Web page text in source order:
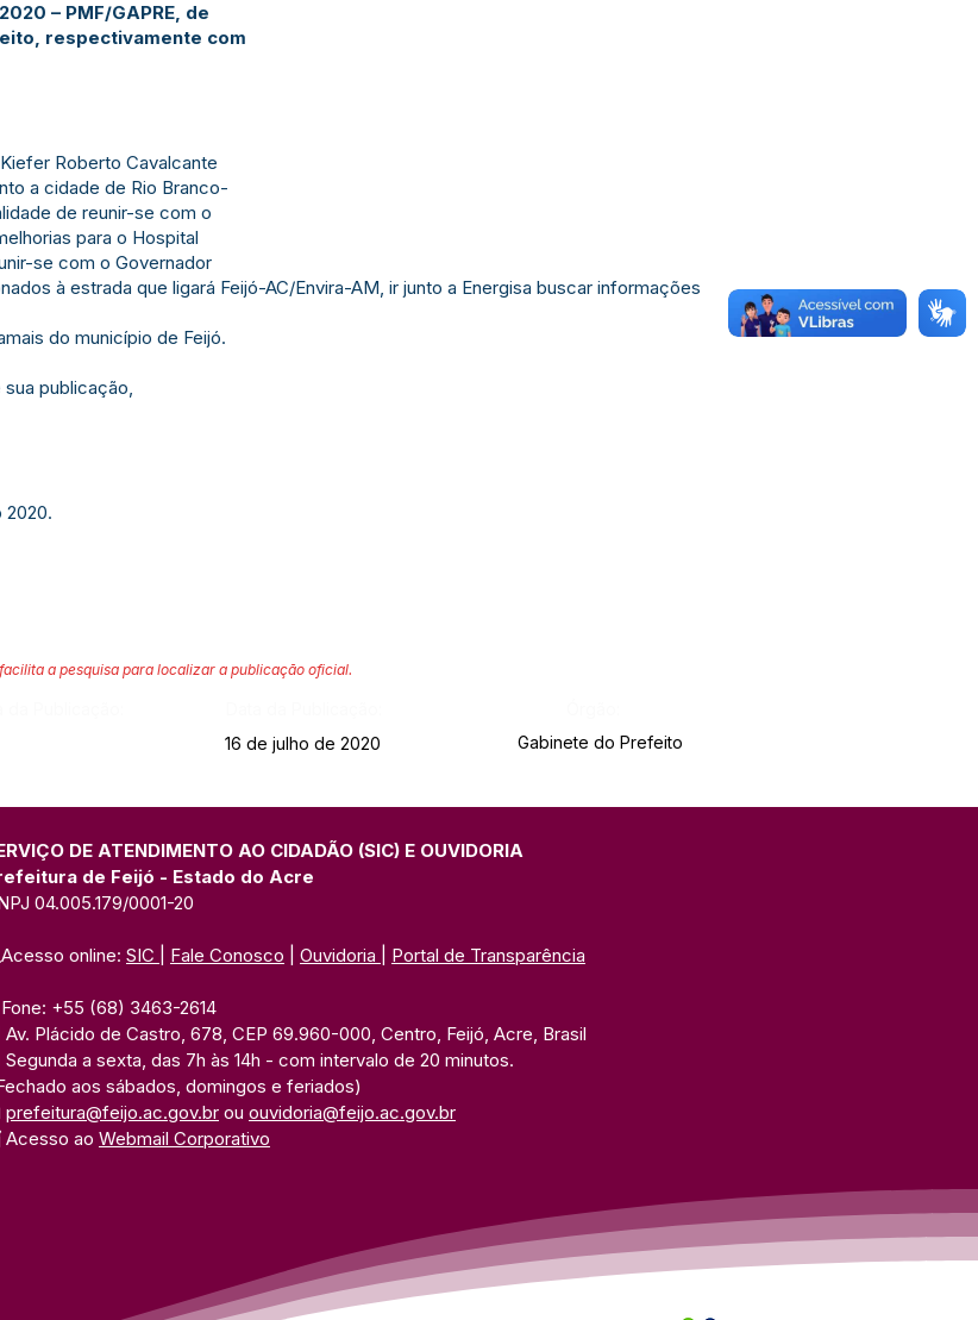
– PMF/GAPRE, de
respectivamente com
Roberto Cavalcante
a cidade de Rio Branco-
de reunir-se com o
para o Hospital
se com o Governador
à estrada que ligará Feijó-AC/Envira-AM, ir junto a Energisa buscar informações
do município de Feijó.
publicação,
2020.
a pesquisa para localizar a publicação oficial.
16 de julho de 2020 Gabinete do Prefeito
DE ATENDIMENTO AO CIDADÃO (SIC) E OUVIDORIA
de Feijó - Estado do Acre
04.005.179/0001-20
online: SIC Fale Conosco Ouvidoria Portal de Transparência
+55 (68) 3463-2614
Av. Plácido de Castro, 678, CEP 69.960-000, Centro, Feijó, Acre, Brasil
Segunda a sexta, das 7h às 14h - com intervalo de 20 minutos.
aos sábados, domingos e feriados)
prefeitura@feijo.ac.gov.br ou ouvidoria@feijo.ac.gov.br
Acesso ao Webmail Corporativo